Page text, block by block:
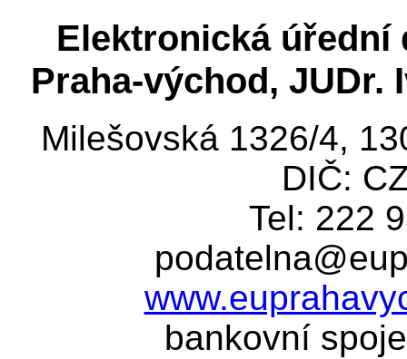
Elektronická úřední
Praha-východ, JUDr.
Milešovská 1326/4,
DIČ:
Tel: 222
bankovní